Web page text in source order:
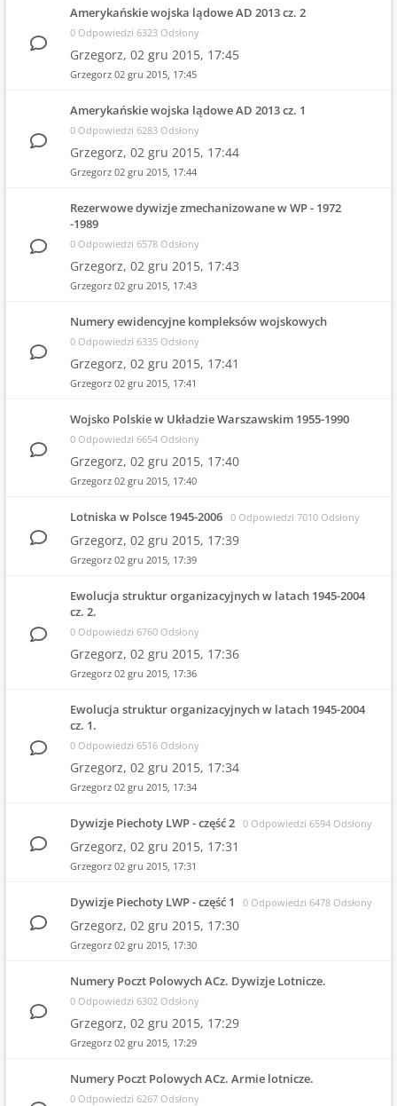
Amerykańskie wojska lądowe AD 2013 cz. 2
0 Odpowiedzi 6323 Odsłony
Grzegorz, 02 gru 2015, 17:45
Grzegorz 02 gru 2015, 17:45
Amerykańskie wojska lądowe AD 2013 cz. 1
0 Odpowiedzi 6283 Odsłony
Grzegorz, 02 gru 2015, 17:44
Grzegorz 02 gru 2015, 17:44
Rezerwowe dywizje zmechanizowane w WP - 1972
-1989
0 Odpowiedzi 6578 Odsłony
Grzegorz, 02 gru 2015, 17:43
Grzegorz 02 gru 2015, 17:43
Numery ewidencyjne kompleksów wojskowych
0 Odpowiedzi 6335 Odsłony
Grzegorz, 02 gru 2015, 17:41
Grzegorz 02 gru 2015, 17:41
Wojsko Polskie w Układzie Warszawskim 1955-1990
0 Odpowiedzi 6654 Odsłony
Grzegorz, 02 gru 2015, 17:40
Grzegorz 02 gru 2015, 17:40
Lotniska w Polsce 1945-2006 0 Odpowiedzi 7010 Odsłony
Grzegorz, 02 gru 2015, 17:39
Grzegorz 02 gru 2015, 17:39
Ewolucja struktur organizacyjnych w latach 1945-2004
cz. 2.
0 Odpowiedzi 6760 Odsłony
Grzegorz, 02 gru 2015, 17:36
Grzegorz 02 gru 2015, 17:36
Ewolucja struktur organizacyjnych w latach 1945-2004
cz. 1.
0 Odpowiedzi 6516 Odsłony
Grzegorz, 02 gru 2015, 17:34
Grzegorz 02 gru 2015, 17:34
Dywizje Piechoty LWP - część 2 0 Odpowiedzi 6594 Odsłony
Grzegorz, 02 gru 2015, 17:31
Grzegorz 02 gru 2015, 17:31
Dywizje Piechoty LWP - część 1 0 Odpowiedzi 6478 Odsłony
Grzegorz, 02 gru 2015, 17:30
Grzegorz 02 gru 2015, 17:30
Numery Poczt Polowych ACz. Dywizje Lotnicze.
0 Odpowiedzi 6302 Odsłony
Grzegorz, 02 gru 2015, 17:29
Grzegorz 02 gru 2015, 17:29
Numery Poczt Polowych ACz. Armie lotnicze.
0 Odpowiedzi 6267 Odsłony